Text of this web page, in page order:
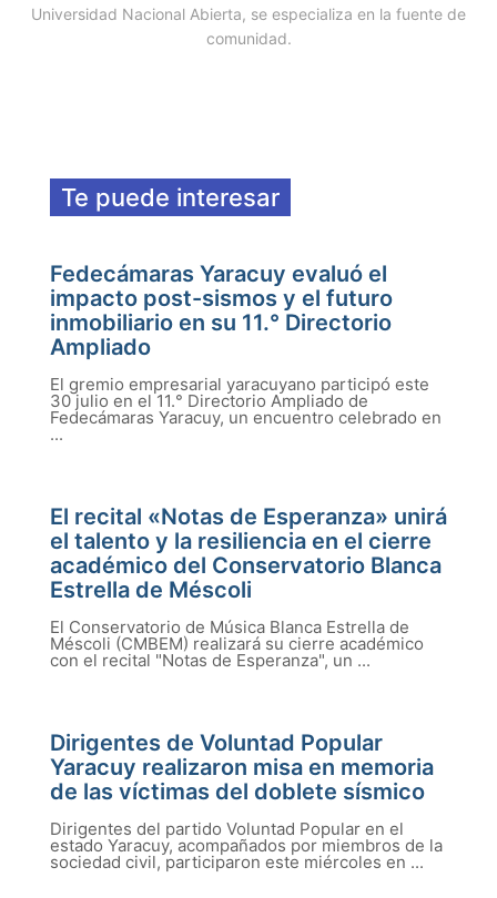
Universidad Nacional Abierta, se especializa en la fuente de
comunidad.
Te puede interesar
Fedecámaras Yaracuy evaluó el
impacto post-sismos y el futuro
inmobiliario en su 11.° Directorio
Ampliado
El gremio empresarial yaracuyano participó este
30 julio en el 11.° Directorio Ampliado de
Fedecámaras Yaracuy, un encuentro celebrado en
...
El recital «Notas de Esperanza» unirá
el talento y la resiliencia en el cierre
académico del Conservatorio Blanca
Estrella de Méscoli
El Conservatorio de Música Blanca Estrella de
Méscoli (CMBEM) realizará su cierre académico
con el recital "Notas de Esperanza", un ...
Dirigentes de Voluntad Popular
Yaracuy realizaron misa en memoria
de las víctimas del doblete sísmico
Dirigentes del partido Voluntad Popular en el
estado Yaracuy, acompañados por miembros de la
sociedad civil, participaron este miércoles en ...